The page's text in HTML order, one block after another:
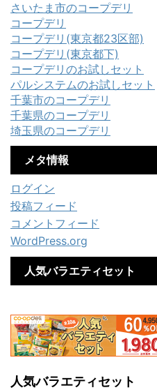
さいたま市のコープデリ
コープデリ
コープデリ(東京都23区部)
コープデリ(東京都下)
コープデリのお試しセット
パルシステムのお試しセット
千葉市のコープデリ
千葉県のコープデリ
埼玉県のコープデリ
メタ情報
ログイン
投稿フィード
コメントフィード
WordPress.org
人気バラエティセット
人気バラエティセット